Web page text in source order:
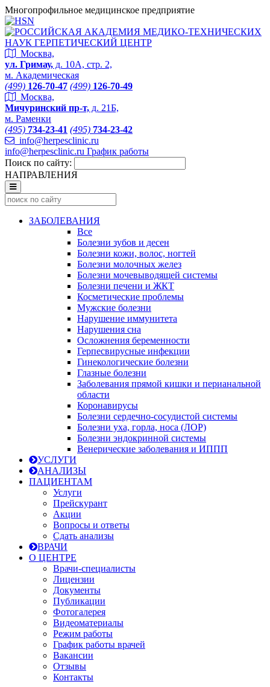
Многопрофильное медицинское предприятие
Москва,
ул. Гримау, д. 10А, стр. 2,
м. Академическая
(499) 126-70-47 (499) 126-70-49
Москва,
Мичуринский пр-т, д. 21Б,
м. Раменки
(495) 734-23-41 (495) 734-23-42
info@herpesclinic.ru
info@herpesclinic.ru График работы
Поиск по сайту:
НАПРАВЛЕНИЯ
ЗАБОЛЕВАНИЯ
Все
Болезни зубов и десен
Болезни кожи, волос, ногтей
Болезни молочных желез
Болезни мочевыводящей системы
Болезни печени и ЖКТ
Косметические проблемы
Мужские болезни
Нарушение иммунитета
Нарушения сна
Осложнения беременности
Герпесвирусные инфекции
Гинекологические болезни
Глазные болезни
Заболевания прямой кишки и перианальной
области
Коронавирусы
Болезни сердечно-сосудистой системы
Болезни уха, горла, носа (ЛОР)
Болезни эндокринной системы
Венерические заболевания и ИППП
УСЛУГИ
АНАЛИЗЫ
ПАЦИЕНТАМ
Услуги
Прейскурант
Акции
Вопросы и ответы
Сдать анализы
ВРАЧИ
О ЦЕНТРЕ
Врачи-специалисты
Лицензии
Документы
Публикации
Фотогалерея
Видеоматериалы
Режим работы
График работы врачей
Вакансии
Отзывы
Контакты